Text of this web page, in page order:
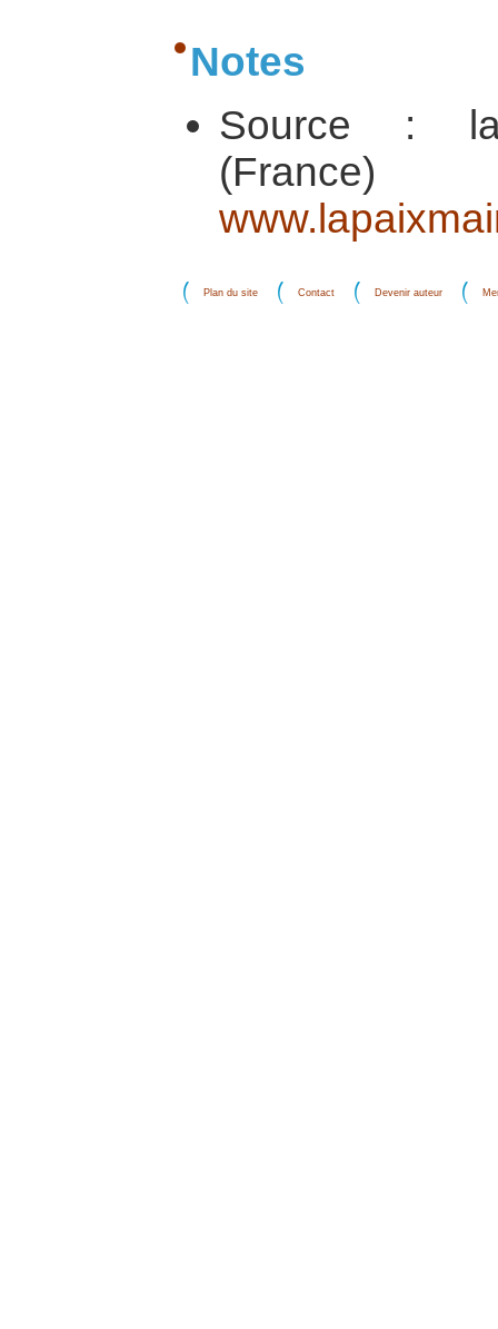
Notes
Source :
Plan du site Contact Devenir auteur